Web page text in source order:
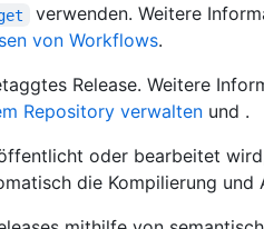
verwenden. Weitere
von Workflows.
Release. Weitere
Repository verwalten und .
oder bearbeitet
die Kompilierung und